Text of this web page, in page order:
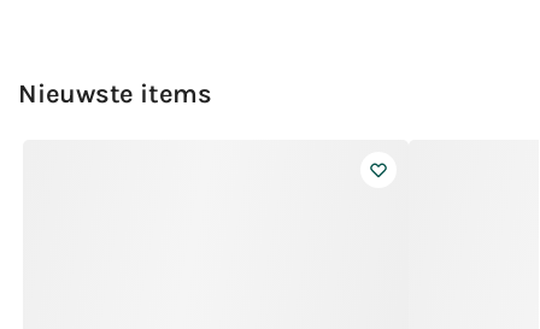
Nieuwste items